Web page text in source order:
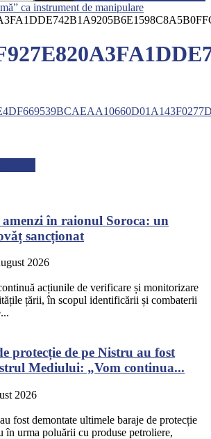
ca instrument de manipulare
în raionul Soroca: un
sancționat
2026
acțiunile de verificare și monitorizare
țării, în scopul identificării și combaterii
protecție de pe Nistru au fost
Mediului: „Vom continua...
2026
fost demontate ultimele baraje de protecție
în urma poluării cu produse petroliere,